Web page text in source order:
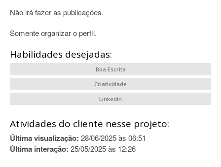
Não irá fazer as publicações.
Somente organizar o perfil.
Habilidades desejadas:
Boa Escrita
Criatividade
Linkedin
Atividades do cliente nesse projeto:
Última visualização: 28/06/2025 às 06:51
Última interação: 25/05/2025 às 12:26